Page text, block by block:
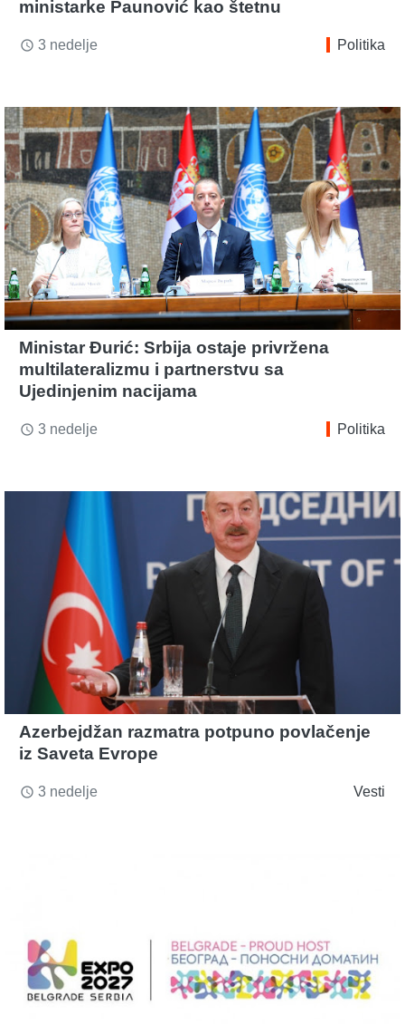
ministarke Paunović kao štetnu
access_time 3 nedelje Politika
Ministar Đurić: Srbija ostaje privržena
multilateralizmu i partnerstvu sa
Ujedinjenim nacijama
access_time 3 nedelje Politika
Azerbejdžan razmatra potpuno povlačenje
iz Saveta Evrope
access_time 3 nedelje Vesti